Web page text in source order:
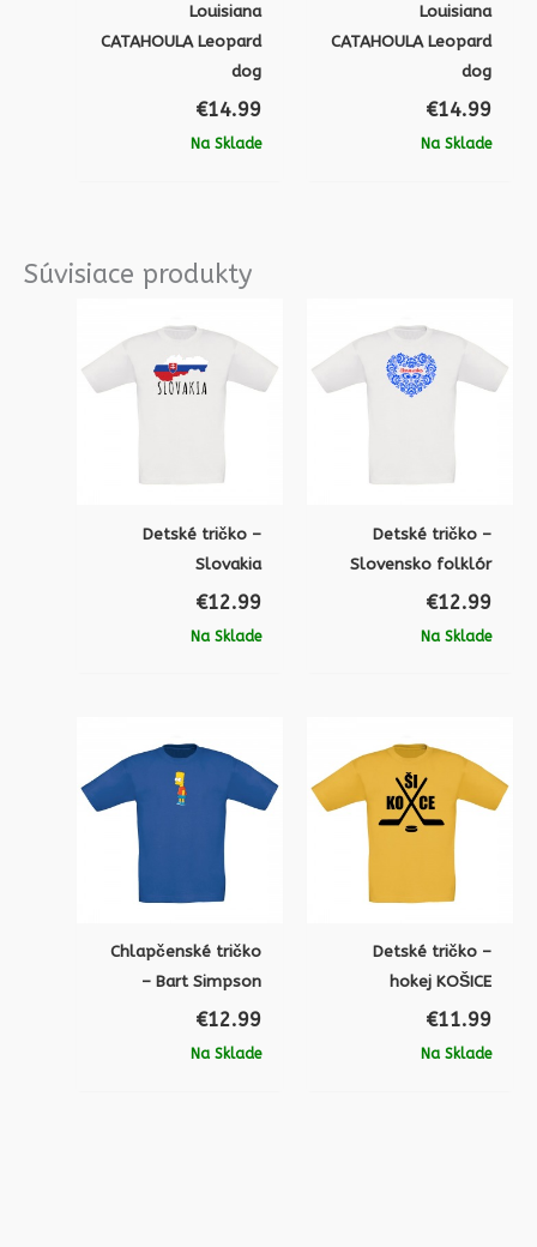
Louisiana
CATAHOULA Leopard
dog
€14.99
Na Sklade
Louisiana
CATAHOULA Leopard
dog
€14.99
Na Sklade
Súvisiace produkty
Detské tričko –
Slovakia
€12.99
Na Sklade
Detské tričko –
Slovensko folklór
€12.99
Na Sklade
Chlapčenské tričko
– Bart Simpson
€12.99
Na Sklade
Detské tričko –
hokej KOŠICE
€11.99
Na Sklade